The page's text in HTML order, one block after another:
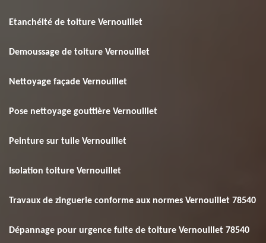
Etanchéité de toiture Vernouillet
Demoussage de toiture Vernouillet
Nettoyage façade Vernouillet
Pose nettoyage gouttière Vernouillet
Peinture sur tuile Vernouillet
Isolation toiture Vernouillet
Travaux de zinguerie conforme aux normes Vernouillet 78540
Dépannage pour urgence fuite de toiture Vernouillet 78540